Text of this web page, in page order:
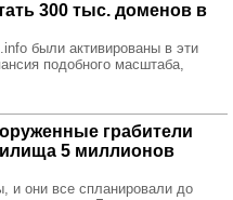
300 тыс. доменов в
были активированы в эти
подобного масштаба,
грабители
5 миллионов
и они все спланировали до